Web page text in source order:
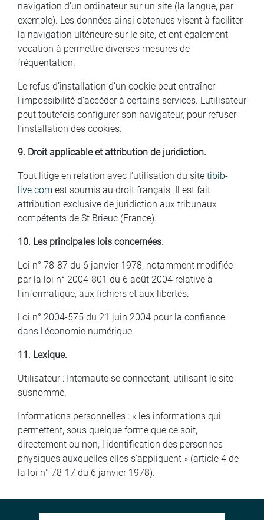
navigation d’un ordinateur sur un site (la langue, par
exemple). Les données ainsi obtenues visent à faciliter
la navigation ultérieure sur le site, et ont également
vocation à permettre diverses mesures de
fréquentation.
Le refus d’installation d’un cookie peut entraîner
l’impossibilité d’accéder à certains services. L’utilisateur
peut toutefois configurer son navigateur, pour refuser
l’installation des cookies.
9. Droit applicable et attribution de juridiction.
Tout litige en relation avec l’utilisation du site tibib-
live.com est soumis au droit français. Il est fait
attribution exclusive de juridiction aux tribunaux
compétents de St Brieuc (France).
10. Les principales lois concernées.
Loi n° 78-87 du 6 janvier 1978, notamment modifiée
par la loi n° 2004-801 du 6 août 2004 relative à
l'informatique, aux fichiers et aux libertés.
Loi n° 2004-575 du 21 juin 2004 pour la confiance
dans l'économie numérique.
11. Lexique.
Utilisateur : Internaute se connectant, utilisant le site
susnommé.
Informations personnelles : « les informations qui
permettent, sous quelque forme que ce soit,
directement ou non, l'identification des personnes
physiques auxquelles elles s'appliquent » (article 4 de
la loi n° 78-17 du 6 janvier 1978).